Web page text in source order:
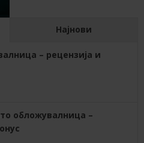
Најнови
– рецензија и
обложувалница –